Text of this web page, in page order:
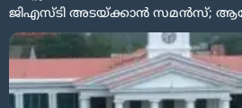
ജിഎസ്ടി അടയ്ക്കാൻ സമൻസ്;